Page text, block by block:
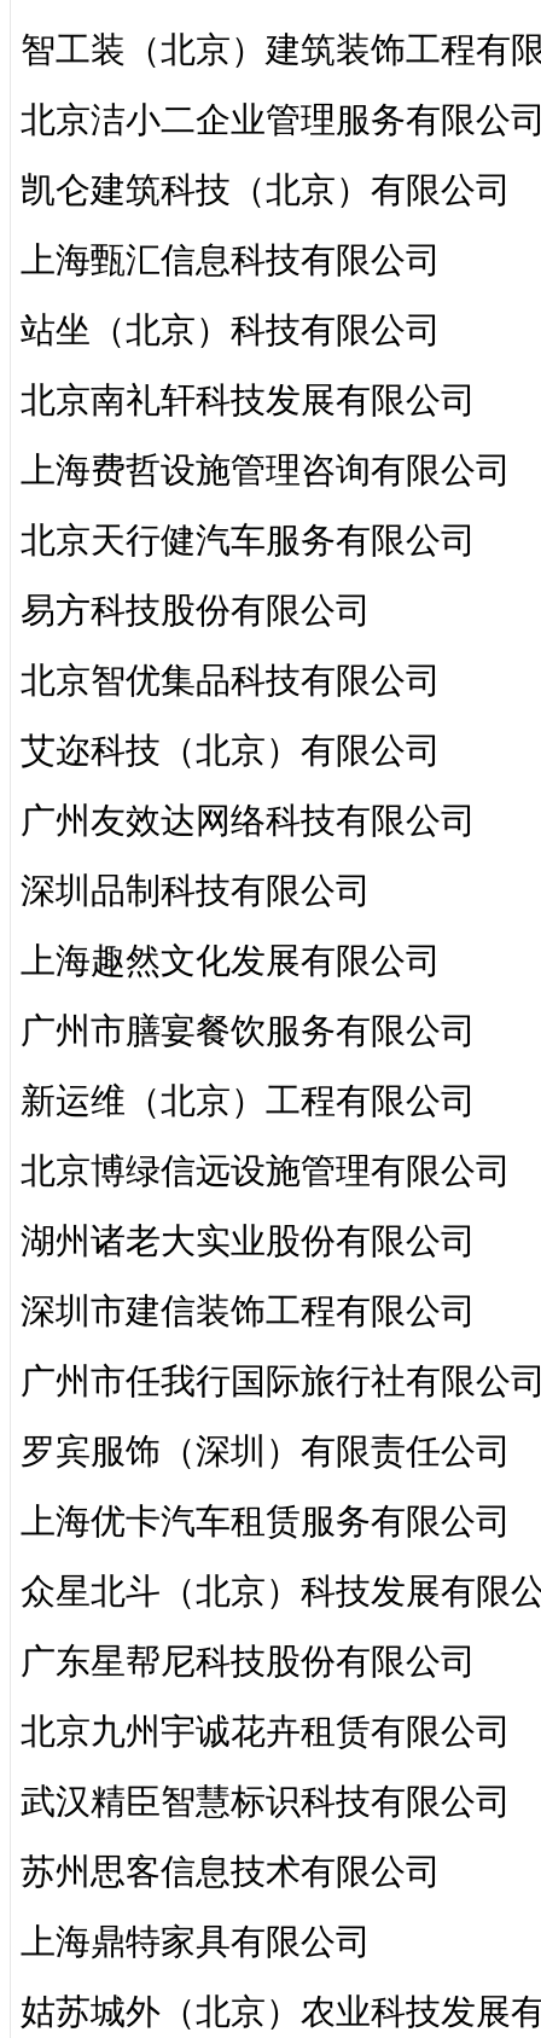
智工装（北京）建筑装饰工程有
北京洁小二企业管理服务有限公
凯仑建筑科技（北京）有限公司
上海甄汇信息科技有限公司
站坐（北京）科技有限公司
北京南礼轩科技发展有限公司
上海费哲设施管理咨询有限公司
北京天行健汽车服务有限公司
易方科技股份有限公司
北京智优集品科技有限公司
艾迩科技（北京）有限公司
广州友效达网络科技有限公司
深圳品制科技有限公司
上海趣然文化发展有限公司
广州市膳宴餐饮服务有限公司
新运维（北京）工程有限公司
北京博绿信远设施管理有限公司
湖州诸老大实业股份有限公司
深圳市建信装饰工程有限公司
广州市任我行国际旅行社有限公
罗宾服饰（深圳）有限责任公司
上海优卡汽车租赁服务有限公司
众星北斗（北京）科技发展有限
广东星帮尼科技股份有限公司
北京九州宇诚花卉租赁有限公司
武汉精臣智慧标识科技有限公司
苏州思客信息技术有限公司
上海鼎特家具有限公司
姑苏城外（北京）农业科技发展